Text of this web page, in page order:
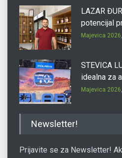
LAZAR
potencijal
Majevica 2026,
STEVICA
idealna za
Majevica 2026,
Newsletter!
Prijavite se za Newsletter!